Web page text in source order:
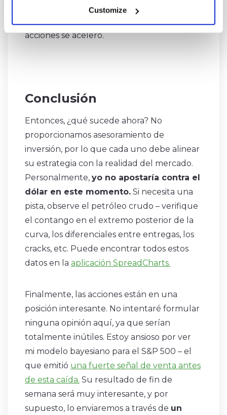
Customize
correlación se volvió negativa, y el dólar se
acciones se aceleró.
Conclusión
Entonces, ¿qué sucede ahora? No
proporcionamos asesoramiento de
inversión, por lo que cada uno debe alinear
su estrategia con la realidad del mercado.
Personalmente, yo no apostaría contra el
dólar en este momento. Si necesita una
pista, observe el petróleo crudo – verifique
el contango en el extremo posterior de la
curva, los diferenciales entre entregas, los
cracks, etc. Puede encontrar todos estos
datos en la aplicación SpreadCharts.
Finalmente, las acciones están en una
posición interesante. No intentaré formular
ninguna opinión aquí, ya que serían
totalmente inútiles. Estoy ansioso por ver
mi modelo bayesiano para el S&P 500 – el
que emitió una fuerte señal de venta antes
de esta caída. Su resultado de fin de
semana será muy interesante, y por
supuesto, lo enviaremos a través de un